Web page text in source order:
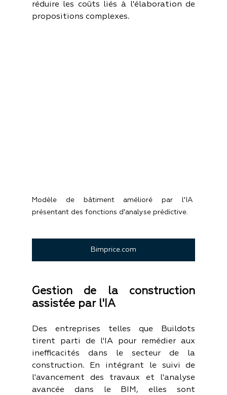
réduire les coûts liés à l'élaboration de
propositions complexes.
Modèle de bâtiment amélioré par l'IA
présentant des fonctions d'analyse prédictive.
Bimprice.com
Gestion de la construction
assistée par l'IA
Des entreprises telles que Buildots
tirent parti de l'IA pour remédier aux
inefficacités dans le secteur de la
construction. En intégrant le suivi de
l'avancement des travaux et l'analyse
avancée dans le BIM, elles sont